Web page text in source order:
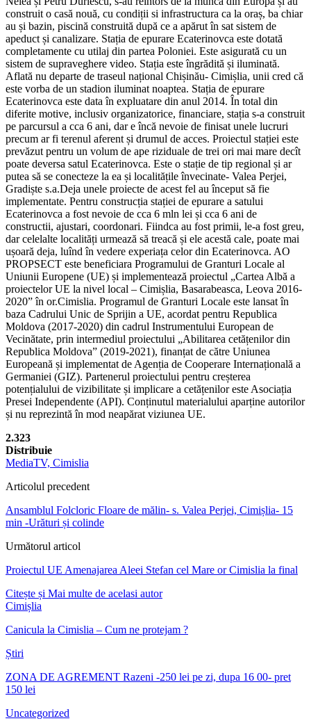
construit o casă nouă, cu condiții si infrastructura ca la oraș, ba chiar
au și bazin, piscină construită după ce a apărut în sat sistem de
apeduct și canalizare. Stația de epurare Ecaterinovca este dotată
completamente cu utilaj din partea Poloniei. Este asigurată cu un
sistem de supraveghere video. Stația este îngrădită și iluminată.
Aflată nu departe de traseul național Chișinău- Cimișlia, unii cred că
este vorba de un stadion iluminat noaptea. Stația de epurare
Ecaterinovca este data în expluatare din anul 2014. În total din
diferite motive, inclusiv organizatorice, financiare, stația s-a construit
pe parcursul a cca 6 ani, dar e încă nevoie de finisat unele lucruri
precum ar fi terenul aferent și drumul de acces. Proiectul stației este
prevăzut pentru un volum de ape riziduale de trei ori mai mare decît
poate deversa satul Ecaterinovca. Este o stație de tip regional și ar
putea să se conecteze la ea și localitățile învecinate- Valea Perjei,
Gradiște s.a.Deja unele proiecte de acest fel au început să fie
implementate. Pentru construcția stației de epurare a satului
Ecaterinovca a fost nevoie de cca 6 mln lei și cca 6 ani de
constructii, ajustari, coordonari. Fiindca au fost primii, le-a fost greu,
dar celelalte localități urmează să treacă și ele acestă cale, poate mai
ușoară deja, luînd în vedere experiața celor din Ecaterinovca. AO
PROPSECT este beneficiara Programului de Granturi Locale al
Uniunii Europene (UE) și implementează proiectul „Cartea Albă a
proiectelor UE la nivel local – Cimișlia, Basarabeasca, Leova 2016-
2020” în or.Cimislia. Programul de Granturi Locale este lansat în
baza Cadrului Unic de Sprijin a UE, acordat pentru Republica
Moldova (2017-2020) din cadrul Instrumentului European de
Vecinătate, prin intermediul proiectului „Abilitarea cetățenilor din
Republica Moldova” (2019-2021), finanțat de către Uniunea
Europeană și implementat de Agenția de Cooperare Internațională a
Germaniei (GIZ). Partenerul proiectului pentru creșterea
potențialului de vizibilitate și implicare a cetățenilor este Asociația
Presei Independente (API). Conținutul materialului aparține autorilor
și nu reprezintă în mod neapărat viziunea UE.
2.323
Distribuie
MediaTV, Cimislia
Articolul precedent
Ansamblul Folcloric Floare de mălin- s. Valea Perjei, Cimișlia- 15
min -Urături și colinde
Următorul articol
Proiectul UE Amenajarea Aleei Stefan cel Mare or Cimislia la final
Citește și Mai multe de acelasi autor
Cimișlia
Canicula la Cimislia – Cum ne protejam ?
Știri
ZONA DE AGREMENT Razeni -250 lei pe zi, dupa 16 00- pret
150 lei
Uncategorized